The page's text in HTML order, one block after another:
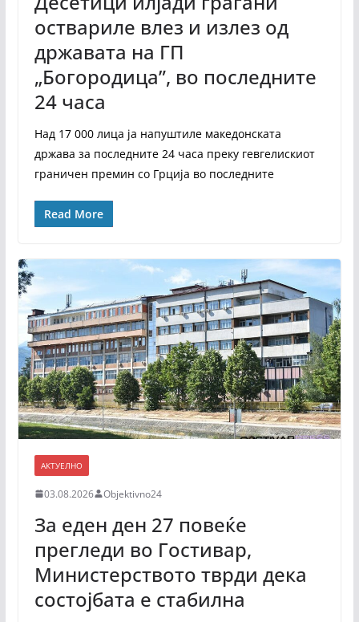
оствариле влез и излез од
државата на ГП
„Богородица”, во последните
24 часа
Над 17 000 лица ја напуштиле македонската
држава за последните 24 часа преку гевгелискиот
граничен премин со Грција во последните
Read More
АКТУЕЛНО
03.08.2026 Objektivno24
За еден ден 27 повеќе
прегледи во Гостивар,
Министерството тврди дека
состојбата е стабилна